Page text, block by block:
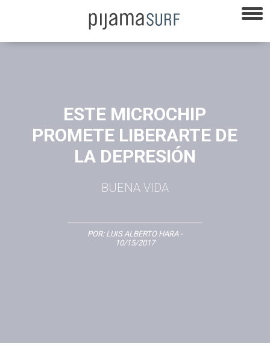
ESTE MICROCHIP
PROMETE LIBERARTE DE
LA DEPRESIÓN
BUENA VIDA
POR: LUIS ALBERTO HARA-
10/15/2017